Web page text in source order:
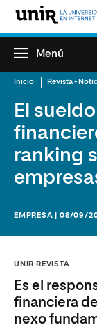
Menú
Inicio Revista -
El
ranking
EMPRESA | 08/09/
UNIR REVISTA
Es el
financiera
nexo